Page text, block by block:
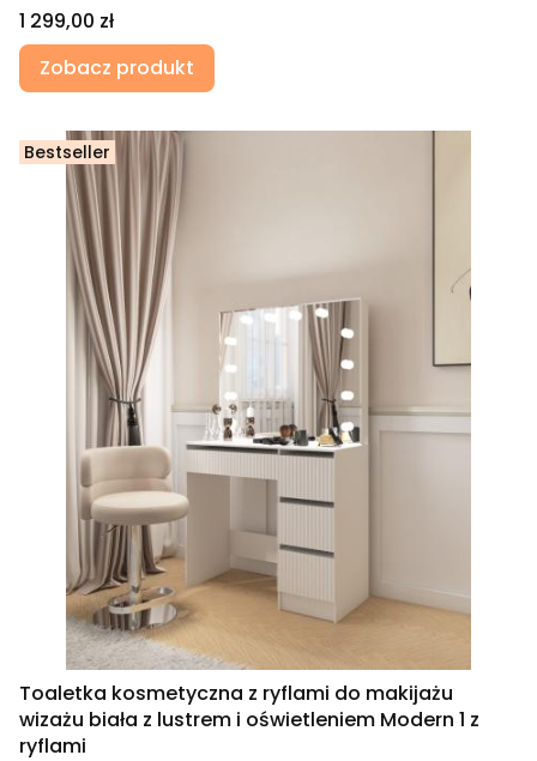
Cena
1 299,00 zł
Zobacz produkt
Bestseller
Toaletka kosmetyczna z ryflami do makijażu
wizażu biała z lustrem i oświetleniem Modern 1 z
ryflami